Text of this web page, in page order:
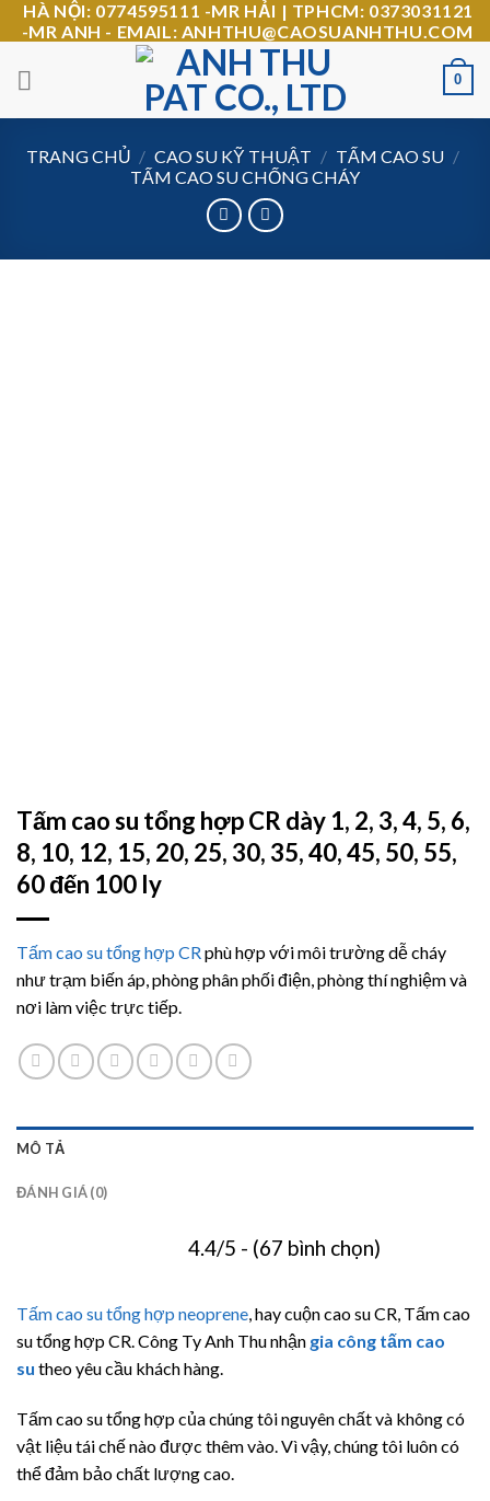
Skip
to
content
HÀ NỘI: 0774595111 -MR HẢI | TPHCM: 0373031121
-MR ANH - EMAIL: ANHTHU@CAOSUANHTHU.COM
0
TRANG CHỦ / CAO SU KỸ THUẬT / TẤM CAO SU /
TẤM CAO SU CHỐNG CHÁY
Tấm cao su tổng hợp CR dày 1, 2, 3, 4, 5, 6,
8, 10, 12, 15, 20, 25, 30, 35, 40, 45, 50, 55,
60 đến 100 ly
Tấm cao su tổng hợp CRphù hợp với môi trường dễ cháy
như trạm biến áp, phòng phân phối điện, phòng thí nghiệm và
nơi làm việc trực tiếp.
MÔ TẢ
ĐÁNH GIÁ (0)
4.4/5 - (67 bình chọn)
Tấm cao su tổng hợp neoprene, hay cuộn cao su CR, Tấm cao
su tổng hợp CR. Công Ty Anh Thu nhận gia công tấm cao
su theo yêu cầu khách hàng.
Tấm cao su tổng hợp của chúng tôi nguyên chất và không có
vật liệu tái chế nào được thêm vào. Vì vậy, chúng tôi luôn có
thể đảm bảo chất lượng cao.